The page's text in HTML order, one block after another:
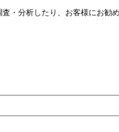
・分析したり、お客様にお勧